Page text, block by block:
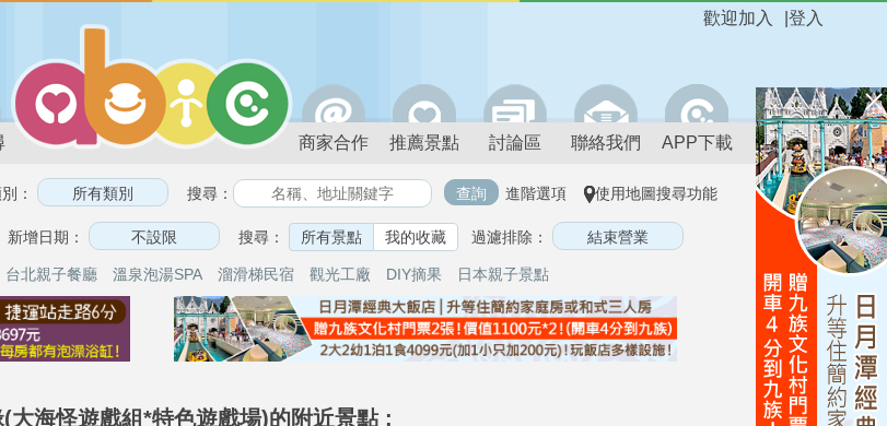
登入
歡迎加入
商家合作 推薦景點 討論區 聯絡我們 APP下載
： 搜尋： 進階選項 使用地圖搜尋功能
新增日期： 搜尋： 所有景點 我的收藏 過濾排除：
台北親子餐廳 溫泉泡湯SPA 溜滑梯民宿 觀光工廠 DIY摘果 日本親子景點
大海怪遊戲組*特色遊戲場)的附近景點 :